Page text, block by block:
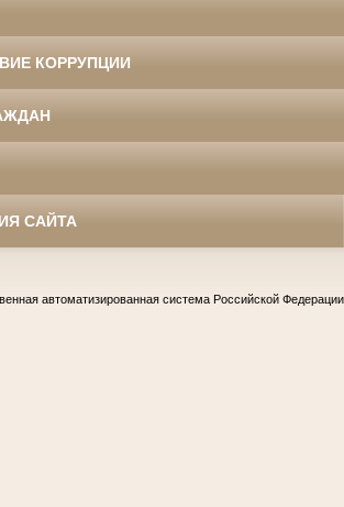
КОРРУПЦИИ
САЙТА
автоматизированная система Российской